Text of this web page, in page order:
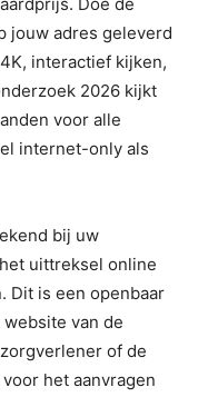
jouw adres geleverd
interactief kijken,
2026 kijkt
voor alle
internet-only als
bij uw
uittreksel online
Dit is een openbaar
van de
of de
het aanvragen